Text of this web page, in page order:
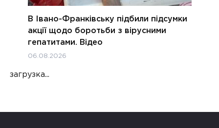
В Івано-Франківську підбили підсумки
акції щодо боротьби з вірусними
гепатитами. Відео
06.08.2026
загрузка...